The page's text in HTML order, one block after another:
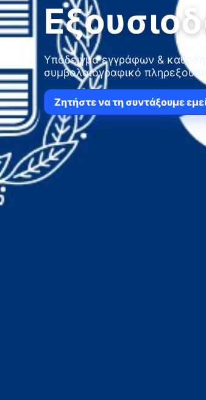
Υπόδειγμα εγγράφων &
συμβολαιογραφικό
Ζητήστε να τη συντάξουμε